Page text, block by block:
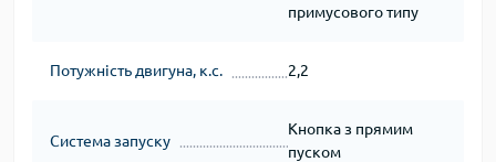
примусового типу
Потужність двигуна, к.с. 2,2
Система запуску
Кнопка з прямим
пуском